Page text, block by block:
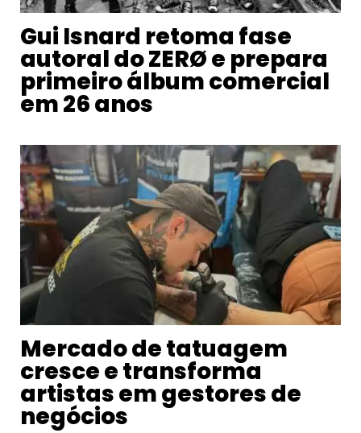
Gui Isnard retoma fase
autoral do ZERØ e prepara
primeiro álbum comercial
em 26 anos
Mercado de tatuagem
cresce e transforma
artistas em gestores de
negócios